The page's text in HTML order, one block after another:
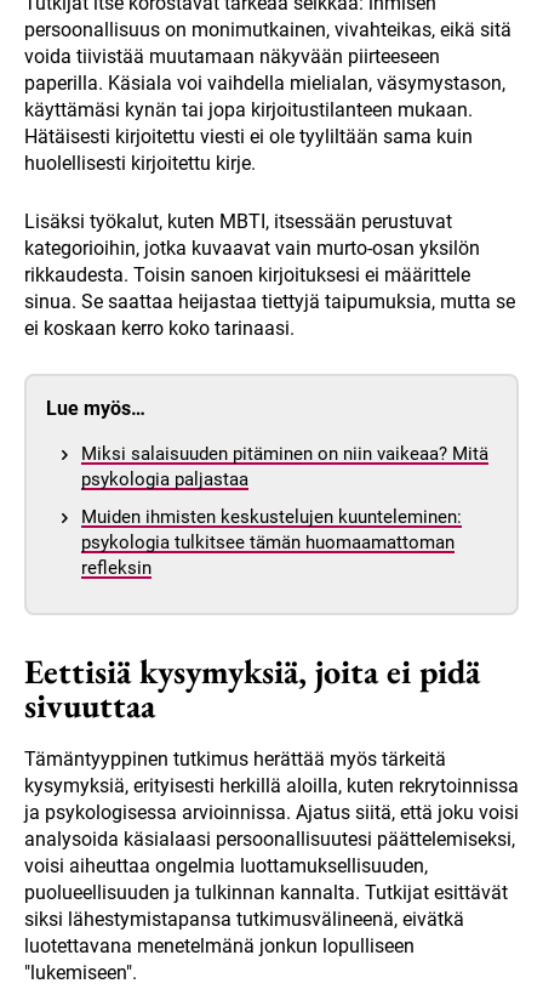
persoonallisuus on monimutkainen, vivahteikas, eikä sitä
voida tiivistää muutamaan näkyvään piirteeseen
paperilla. Käsiala voi vaihdella mielialan, väsymystason,
käyttämäsi kynän tai jopa kirjoitustilanteen mukaan.
Hätäisesti kirjoitettu viesti ei ole tyyliltään sama kuin
huolellisesti kirjoitettu kirje.
Lisäksi työkalut, kuten MBTI, itsessään perustuvat
kategorioihin, jotka kuvaavat vain murto-osan yksilön
rikkaudesta. Toisin sanoen kirjoituksesi ei määrittele
sinua. Se saattaa heijastaa tiettyjä taipumuksia, mutta se
ei koskaan kerro koko tarinaasi.
Lue myös…
Miksi salaisuuden pitäminen on niin vaikeaa? Mitä
psykologia paljastaa
Muiden ihmisten keskustelujen kuunteleminen:
psykologia tulkitsee tämän huomaamattoman
refleksin
Eettisiä kysymyksiä, joita ei pidä
sivuuttaa
Tämäntyyppinen tutkimus herättää myös tärkeitä
kysymyksiä, erityisesti herkillä aloilla, kuten rekrytoinnissa
ja psykologisessa arvioinnissa. Ajatus siitä, että joku voisi
analysoida käsialaasi persoonallisuutesi päättelemiseksi,
voisi aiheuttaa ongelmia luottamuksellisuuden,
puolueellisuuden ja tulkinnan kannalta. Tutkijat esittävät
siksi lähestymistapansa tutkimusvälineenä, eivätkä
luotettavana menetelmänä jonkun lopulliseen
"lukemiseen".